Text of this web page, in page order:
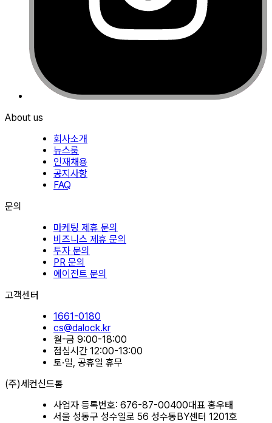
About us
회사소개
뉴스룸
인재채용
공지사항
FAQ
문의
마케팅 제휴 문의
비즈니스 제휴 문의
투자 문의
PR 문의
에이전트 문의
고객센터
1661-0180
cs@dalock.kr
월-금 9:00-18:00
점심시간 12:00-13:00
토·일, 공휴일 휴무
(주)세컨신드롬
사업자 등록번호: 676-87-00400대표 홍우태
서울 성동구 성수일로 56 성수동BY센터 1201호